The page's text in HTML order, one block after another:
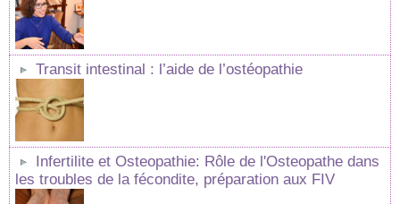
Transit intestinal : l’aide de l’ostéopathie
Infertilite et Osteopathie: Rôle de l'Osteopathe dans
les troubles de la fécondite, préparation aux FIV